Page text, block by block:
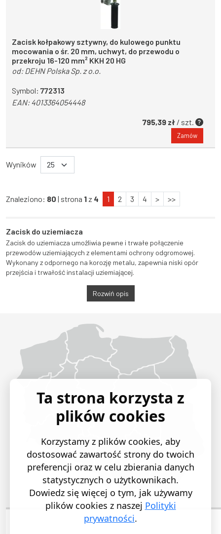
Zacisk kołpakowy sztywny, do kulowego punktu
mocowania o śr. 20 mm, uchwyt, do przewodu o
przekroju 16-120 mm² KKH 20 HG
od: DEHN Polska Sp. z o.o.
Symbol: 772313
EAN:4013364054448
795,39 zł / szt.
Zamów
Wyników
Znaleziono: 80 | strona 1 z 4 1 2 3 4 > >>
Zacisk do uziemiacza
Zacisk do uziemiacza umożliwia pewne i trwałe połączenie
przewodów uziemiających z elementami ochrony odgromowej.
Wykonany z odpornego na korozję metalu, zapewnia niski opór
przejścia i trwałość instalacji uziemiającej.
Rozwiń opis
Ta strona korzysta z
plików cookies
Korzystamy z plików cookies, aby
dostosować zawartość strony do twoich
preferencji oraz w celu zbierania danych
statystycznych o użytkownikach.
Dowiedz się więcej o tym, jak używamy
plików cookies z naszej Polityki
prywatności.